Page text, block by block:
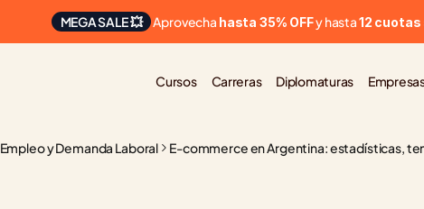
MEGA SALE 💥 Aprovecha hasta 35% OFF y hasta 12
Cursos Carreras Diplomaturas
Empleo y Demanda Laboral E-commerce en Argentina: estadísticas,